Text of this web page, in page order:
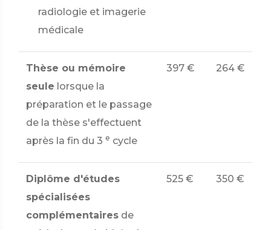
radiologie et imagerie
médicale
Thèse ou mémoire
seule lorsque la
préparation et le passage
de la thèse s'effectuent
après la fin du 3 e cycle
397 € 264 €
Diplôme d'études
spécialisées
complémentaires de
525 € 350 €